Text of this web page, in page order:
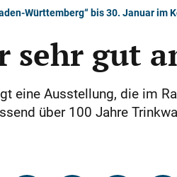
Württemberg“ bis 30. Januar im
gut
eine Ausstellung, die im
über 100 Jahre